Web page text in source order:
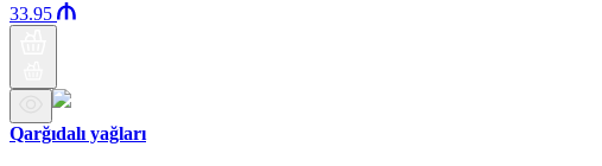
33.95
Qarğıdalı yağları